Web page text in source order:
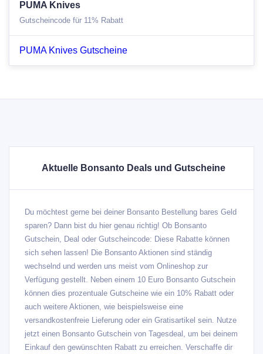
Gutscheincode für 11% Rabatt
sparen? Dann bist du hier genau richtig! Ob Bonsanto
Gutschein, Deal oder Gutscheincode: Diese Rabatte können
sich sehen lassen! Die Bonsanto Aktionen sind ständig
Verfügung gestellt. Neben einem 10 Euro Bonsanto Gutschein
können dies prozentuale Gutscheine wie ein 10% Rabatt oder
auch weitere Aktionen, wie beispielsweise eine
versandkostenfreie Lieferung oder ein Gratisartikel sein. Nutze
jetzt einen Bonsanto Gutschein von Tagesdeal, um bei deinem
Einkauf den gewünschten Rabatt zu erreichen. Verschaffe dir